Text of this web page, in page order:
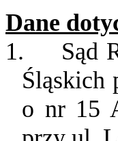
Dane
1.
Sąd
Śląskich
o nr 15